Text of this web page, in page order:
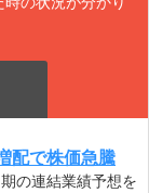
配で株価急騰
の連結業績予想を